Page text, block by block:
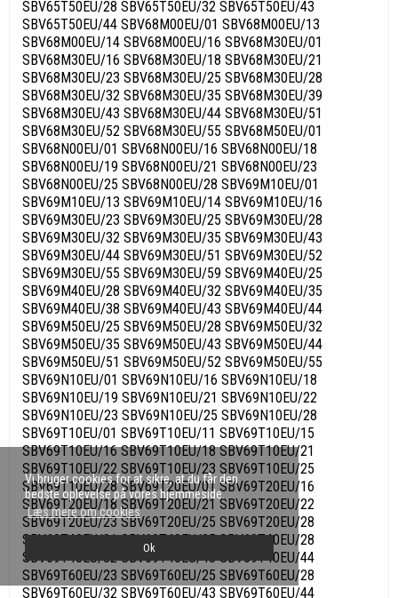
Vi bruger cookies for at sikre, at du får den
bedste oplevelse på vores hjemmeside.
Læs mere om cookies
Ok